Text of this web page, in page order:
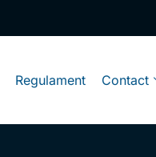
Regulament Contact